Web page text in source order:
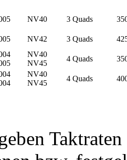
NV40 3 Quads
NV42 3 Quads
NV40
NV45
4 Quads
NV40
NV45
4 Quads